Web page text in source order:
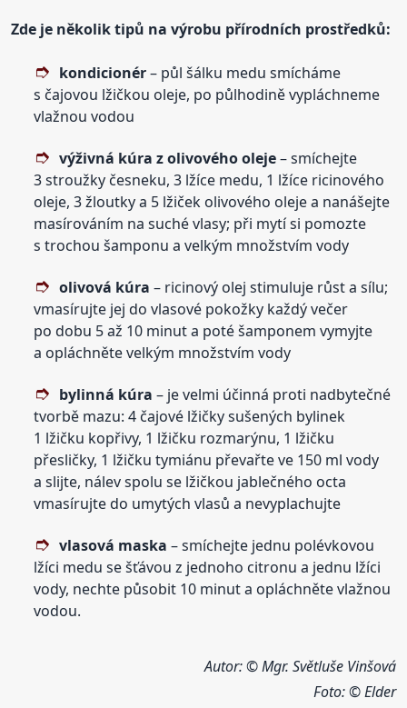
Zde je několik tipů na výrobu přírodních prostředků:
kondicionér– půl šálku medu smícháme
s čajovou lžičkou oleje, po půlhodině vypláchneme
vlažnou vodou
výživná kúra z olivového oleje– smíchejte
3 stroužky česneku, 3 lžíce medu, 1 lžíce ricinového
oleje, 3 žloutky a 5 lžiček olivového oleje a nanášejte
masírováním na suché vlasy; při mytí si pomozte
s trochou šamponu a velkým množstvím vody
olivová kúra – ricinový olej stimuluje růst a sílu;
vmasírujte jej do vlasové pokožky každý večer
po dobu 5 až 10 minut a poté šamponem vymyjte
a opláchněte velkým množstvím vody
bylinná kúra – je velmi účinná proti nadbytečné
tvorbě mazu: 4 čajové lžičky sušených bylinek
1 lžičku kopřivy, 1 lžičku rozmarýnu, 1 lžičku
přesličky, 1 lžičku tymiánu převařte ve 150 ml vody
a slijte, nálev spolu se lžičkou jablečného octa
vmasírujte do umytých vlasů a nevyplachujte
vlasová maska – smíchejte jednu polévkovou
lžíci medu se šťávou z jednoho citronu a jednu lžíci
vody, nechte působit 10 minut a opláchněte vlažnou
vodou.
Autor: © Mgr. Světluše Vinšová
Foto:© Elder